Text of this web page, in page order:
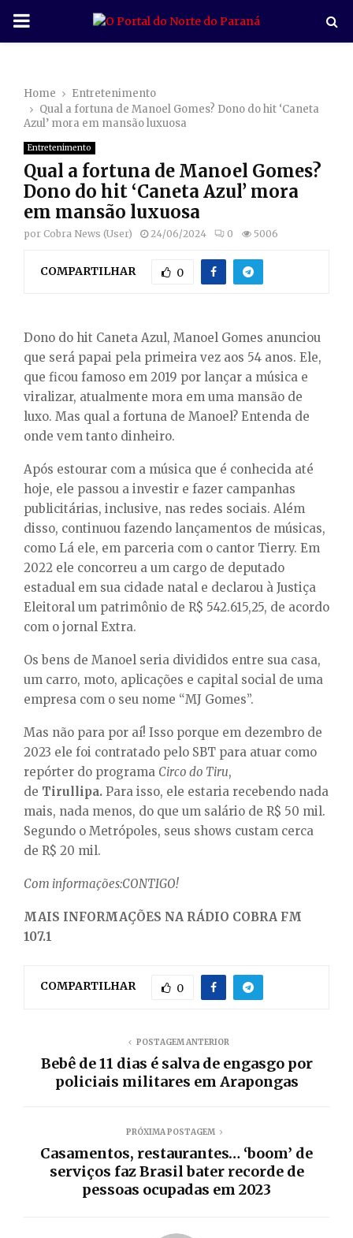
P
M
A
R
E
N
U
Home
Entretenimento
Qual a fortuna de Manoel Gomes? Dono do hit ‘Caneta
Azul’ mora em mansão luxuosa
Entretenimento
Qual a fortuna de Manoel Gomes?
Dono do hit ‘Caneta Azul’ mora
em mansão luxuosa
por Cobra News (User) 24/06/2024 0 5006
COMPARTILHAR 0
Dono do hit Caneta Azul, Manoel Gomes anunciou
que será papai pela primeira vez aos 54 anos. Ele,
que ficou famoso em 2019 por lançar a música e
viralizar, atualmente mora em uma mansão de
luxo. Mas qual a fortuna de Manoel? Entenda de
onde vem tanto dinheiro.
Após estourar com a música que é conhecida até
hoje, ele passou a investir e fazer campanhas
publicitárias, inclusive, nas redes sociais. Além
disso, continuou fazendo lançamentos de músicas,
como Lá ele, em parceria com o cantor Tierry. Em
2022 ele concorreu a um cargo de deputado
estadual em sua cidade natal e declarou à Justiça
Eleitoral um patrimônio de R$ 542.615,25, de acordo
com o jornal Extra.
Os bens de Manoel seria divididos entre sua casa,
um carro, moto, aplicações e capital social de uma
empresa com o seu nome “MJ Gomes”.
Mas não para por aí! Isso porque em dezembro de
2023 ele foi contratado pelo SBT para atuar como
repórter do programa Circo do Tiru,
de Tirullipa. Para isso, ele estaria recebendo nada
mais, nada menos, do que um salário de R$ 50 mil.
Segundo o Metrópoles, seus shows custam cerca
de R$ 20 mil.
Com informações:CONTIGO!
MAIS INFORMAÇÕES NA RÁDIO COBRA FM
107.1
COMPARTILHAR 0
POSTAGEM ANTERIOR
Bebê de 11 dias é salva de engasgo por
policiais militares em Arapongas
PRÓXIMA POSTAGEM
Casamentos, restaurantes… ‘boom’ de
serviços faz Brasil bater recorde de
pessoas ocupadas em 2023